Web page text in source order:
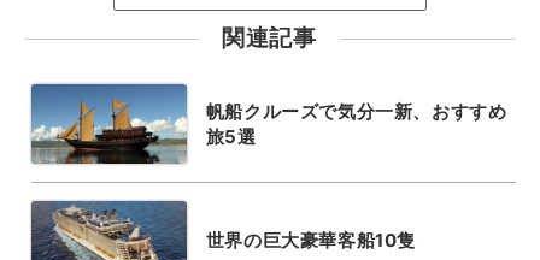
関連記事
帆船クルーズで気分一新、おすすめ
旅5選
世界の巨大豪華客船10隻